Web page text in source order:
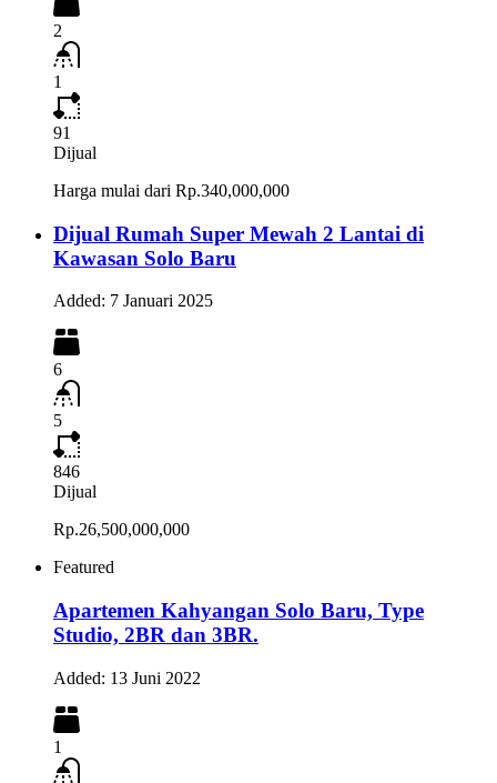
2
1
91
Dijual
Harga mulai dari Rp.340,000,000
Dijual Rumah Super Mewah 2 Lantai di
Kawasan Solo Baru
Added: 7 Januari 2025
6
5
846
Dijual
Rp.26,500,000,000
Featured
Apartemen Kahyangan Solo Baru, Type
Studio, 2BR dan 3BR.
Added: 13 Juni 2022
1